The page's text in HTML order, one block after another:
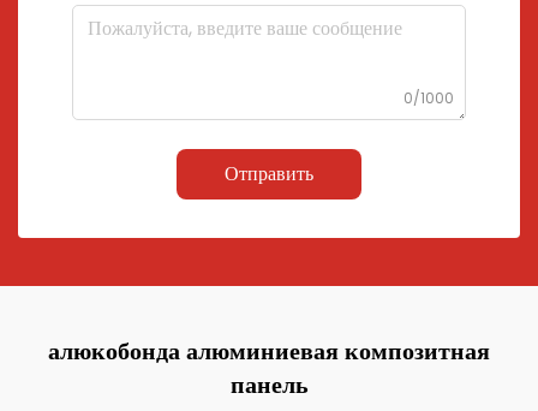
0/1000
Отправить
алюкобонда алюминиевая композитная
панель